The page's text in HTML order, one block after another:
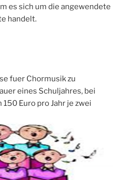
es sich um die angewendete
handelt.
fuer Chormusik zu
eines Schuljahres, bei
Euro pro Jahr je zwei